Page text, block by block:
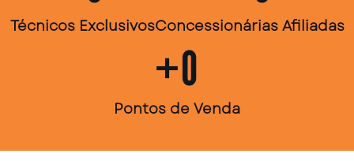
Técnicos ExclusivosConcessionárias Afiliadas​
Pontos de Venda​
+0